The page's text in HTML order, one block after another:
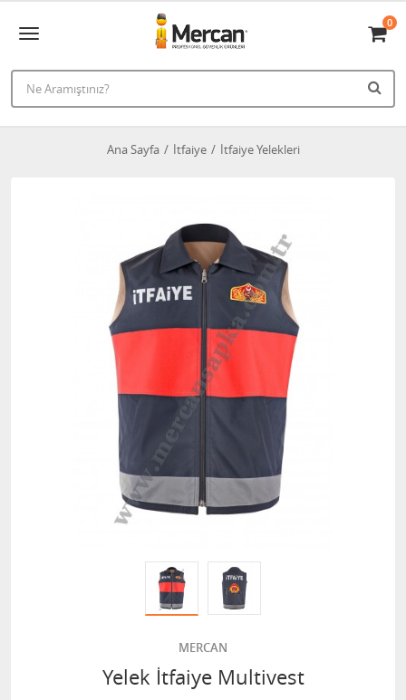
0
Ana Sayfa İtfaiye İtfaiye Yelekleri
MERCAN
Yelek İtfaiye Multivest